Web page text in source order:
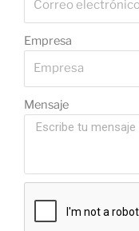
Empresa
Mensaje